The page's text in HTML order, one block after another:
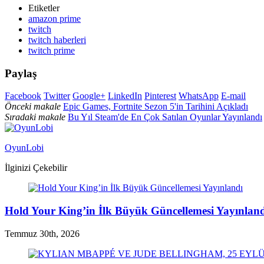
Etiketler
amazon prime
twitch
twitch haberleri
twitch prime
Paylaş
Facebook Twitter Google+ LinkedIn Pinterest WhatsApp E-mail
Önceki makale Epic Games, Fortnite Sezon 5'in Tarihini Açıkladı
Sıradaki makale Bu Yıl Steam'de En Çok Satılan Oyunlar Yayınlandı
OyunLobi
İlginizi Çekebilir
Hold Your King’in İlk Büyük Güncellemesi
Temmuz 30th, 2026